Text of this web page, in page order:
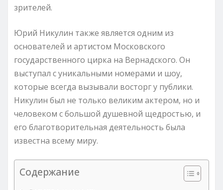
зрителей.
Юрий Никулин также является одним из
основателей и артистом Московского
государственного цирка на Вернадского. Он
выступал с уникальными номерами и шоу,
которые всегда вызывали восторг у публики.
Никулин был не только великим актером, но и
человеком с большой душевной щедростью, и
его благотворительная деятельность была
известна всему миру.
Содержание